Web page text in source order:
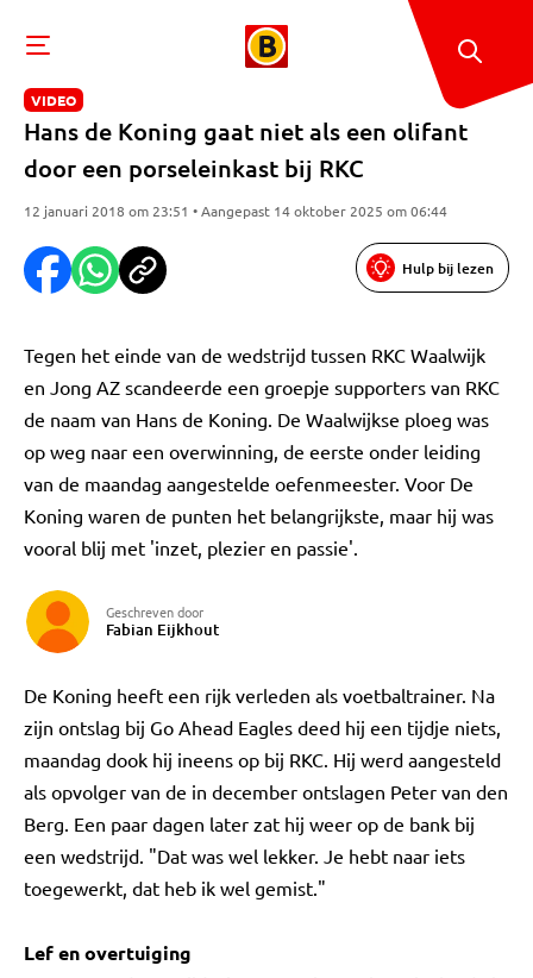
VIDEO
Hans de Koning gaat niet als een olifant
door een porseleinkast bij RKC
12 januari 2018 om 23:51 • Aangepast 14 oktober 2025 om 06:44
Hulp bij lezen
Tegen het einde van de wedstrijd tussen RKC Waalwijk
en Jong AZ scandeerde een groepje supporters van RKC
de naam van Hans de Koning. De Waalwijkse ploeg was
op weg naar een overwinning, de eerste onder leiding
van de maandag aangestelde oefenmeester. Voor De
Koning waren de punten het belangrijkste, maar hij was
vooral blij met 'inzet, plezier en passie'.
Geschreven door
Fabian Eijkhout
De Koning heeft een rijk verleden als voetbaltrainer. Na
zijn ontslag bij Go Ahead Eagles deed hij een tijdje niets,
maandag dook hij ineens op bij RKC. Hij werd aangesteld
als opvolger van de in december ontslagen Peter van den
Berg. Een paar dagen later zat hij weer op de bank bij
een wedstrijd. "Dat was wel lekker. Je hebt naar iets
toegewerkt, dat heb ik wel gemist."
Lef en overtuiging